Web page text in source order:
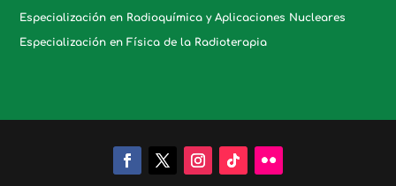
Especialización en Radioquímica y Aplicaciones Nucleares
Especialización en Física de la Radioterapia